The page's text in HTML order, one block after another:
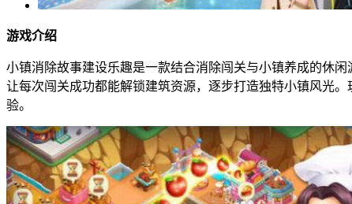
游戏介绍
小镇消除故事建设乐趣是一款结合消除闯关与小镇养成的休
让每次闯关成功都能解锁建筑资源，逐步打造独特小镇风光
验。